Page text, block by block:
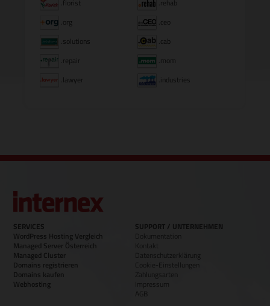
.florist
.rehab
.org
.ceo
.solutions
.cab
.repair
.mom
.lawyer
.industries
SERVICES
WordPress Hosting Vergleich
Managed Server Österreich
Managed Cluster
Domains registrieren
Domains kaufen
Webhosting
SUPPORT / UNTERNEHMEN
Dokumentation
Kontakt
Datenschutzerklärung
Cookie-Einstellungen
Zahlungsarten
Impressum
AGB